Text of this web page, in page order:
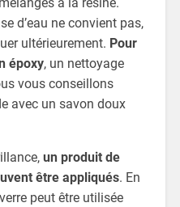
d’eau ne convient pas,
ultérieurement. Pour
époxy, un nettoyage
vous conseillons
avec un savon doux
un produit de
être appliqués. En
peut être utilisée